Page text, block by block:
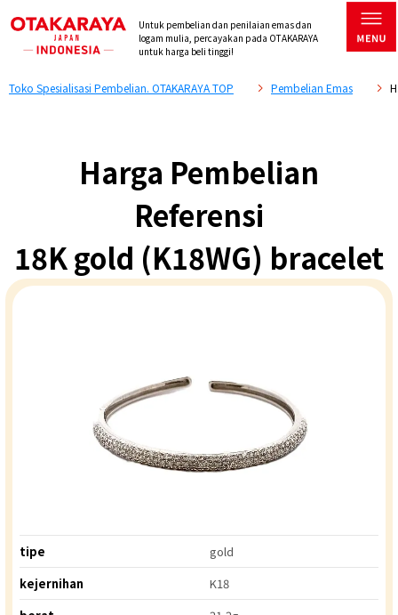
Untuk pembelian dan penilaian emas dan
logam mulia, percayakan pada OTAKARAYA
untuk harga beli tinggi!
Toko Spesialisasi Pembelian. OTAKARAYA TOP Pembelian Emas
Harga Pembelian
Referensi
18K gold (K18WG) bracelet
tipe
gold
kejernihan
K18